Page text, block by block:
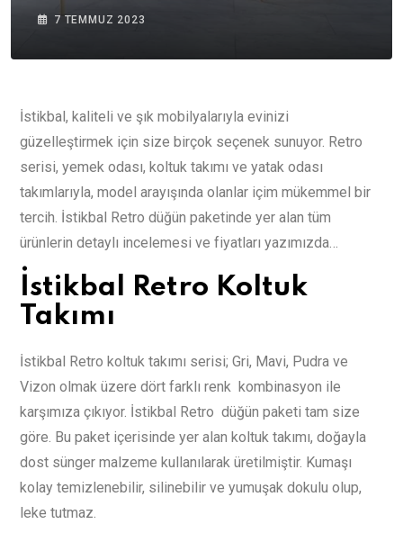
7 TEMMUZ 2023
İstikbal, kaliteli ve şık mobilyalarıyla evinizi
güzelleştirmek için size birçok seçenek sunuyor. Retro
serisi, yemek odası, koltuk takımı ve yatak odası
takımlarıyla, model arayışında olanlar içim mükemmel bir
tercih. İstikbal Retro düğün paketinde yer alan tüm
ürünlerin detaylı incelemesi ve fiyatları yazımızda…
İstikbal Retro Koltuk
Takımı
İstikbal Retro koltuk takımı serisi; Gri, Mavi, Pudra ve
Vizon olmak üzere dört farklı renk kombinasyon ile
karşımıza çıkıyor. İstikbal Retro düğün paketi tam size
göre. Bu paket içerisinde yer alan koltuk takımı, doğayla
dost sünger malzeme kullanılarak üretilmiştir. Kumaşı
kolay temizlenebilir, silinebilir ve yumuşak dokulu olup,
leke tutmaz.